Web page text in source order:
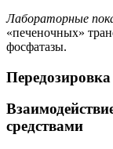
Лабораторные
«печеночных»
фосфатазы.
Передозировка
средствами